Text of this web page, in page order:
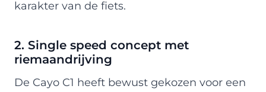
karakter van de fiets.
2. Single speed concept met
riemaandrijving
De Cayo C1 heeft bewust gekozen voor een